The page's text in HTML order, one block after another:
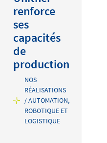
NOS
RÉALISATIONS
/ AUTOMATION,
ROBOTIQUE ET
LOGISTIQUE
renforce
ses
capacités
de
production